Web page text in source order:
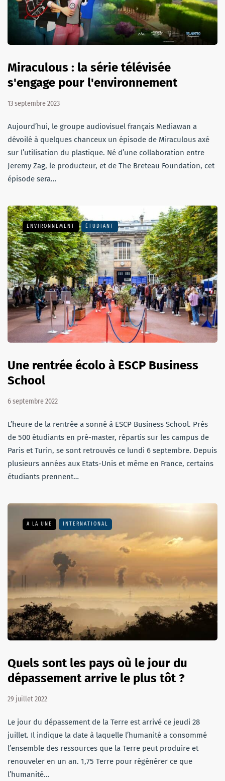
Miraculous : la série télévisée
s'engage pour l'environnement
13 septembre 2023
Aujourd’hui, le groupe audiovisuel français Mediawan a
dévoilé à quelques chanceux un épisode de Miraculous axé
sur l’utilisation du plastique. Né d’une collaboration entre
Jeremy Zag, le producteur, et de The Breteau Foundation, cet
épisode sera…
ENVIRONNEMENT ÉTUDIANT
Une rentrée écolo à ESCP Business
School
6 septembre 2022
L’heure de la rentrée a sonné à ESCP Business School. Près
de 500 étudiants en pré-master, répartis sur les campus de
Paris et Turin, se sont retrouvés ce lundi 6 septembre. Depuis
plusieurs années aux Etats-Unis et même en France, certains
étudiants prennent…
A LA UNE INTERNATIONAL
Quels sont les pays où le jour du
dépassement arrive le plus tôt ?
29 juillet 2022
Le jour du dépassement de la Terre est arrivé ce jeudi 28
juillet. Il indique la date à laquelle l’humanité a consommé
l’ensemble des ressources que la Terre peut produire et
renouveler en un an. 1,75 Terre pour régénérer ce que
l’humanité…